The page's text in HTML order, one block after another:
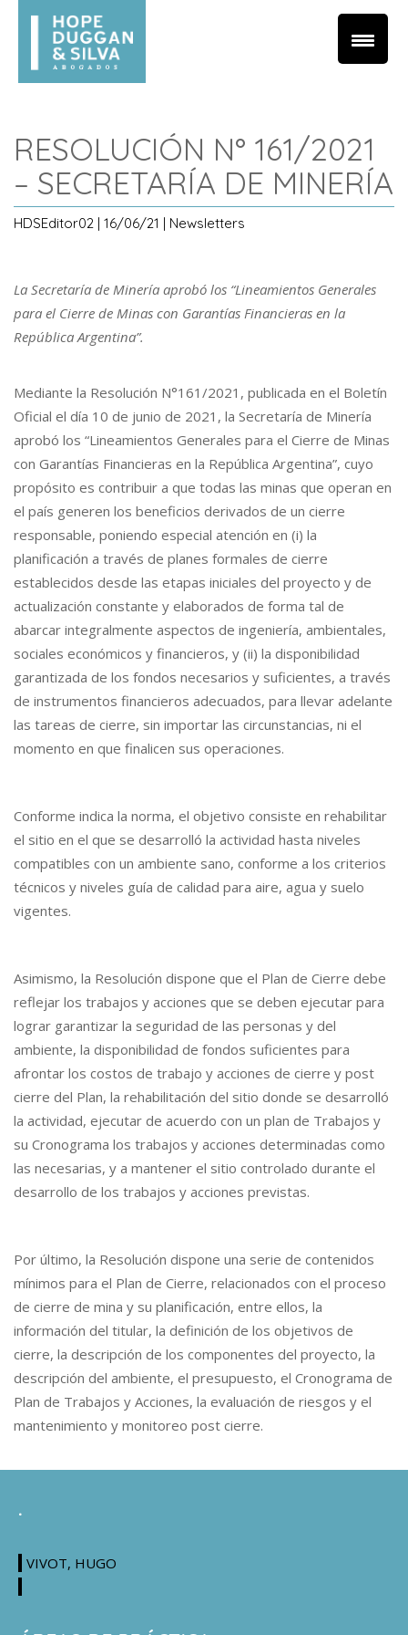
RESOLUCIÓN N° 161/2021
– SECRETARÍA DE MINERÍA
HDSEditor02 | 16/06/21 | Newsletters
La Secretaría de Minería aprobó los “Lineamientos Generales
para el Cierre de Minas con Garantías Financieras en la
República Argentina”.
Mediante la Resolución N°161/2021, publicada en el Boletín
Oficial el día 10 de junio de 2021, la Secretaría de Minería
aprobó los “Lineamientos Generales para el Cierre de Minas
con Garantías Financieras en la República Argentina”, cuyo
propósito es contribuir a que todas las minas que operan en
el país generen los beneficios derivados de un cierre
responsable, poniendo especial atención en (i) la
planificación a través de planes formales de cierre
establecidos desde las etapas iniciales del proyecto y de
actualización constante y elaborados de forma tal de
abarcar integralmente aspectos de ingeniería, ambientales,
sociales económicos y financieros, y (ii) la disponibilidad
garantizada de los fondos necesarios y suficientes, a través
de instrumentos financieros adecuados, para llevar adelante
las tareas de cierre, sin importar las circunstancias, ni el
momento en que finalicen sus operaciones.
Conforme indica la norma, el objetivo consiste en rehabilitar
el sitio en el que se desarrolló la actividad hasta niveles
compatibles con un ambiente sano, conforme a los criterios
técnicos y niveles guía de calidad para aire, agua y suelo
vigentes.
Asimismo, la Resolución dispone que el Plan de Cierre debe
reflejar los trabajos y acciones que se deben ejecutar para
lograr garantizar la seguridad de las personas y del
ambiente, la disponibilidad de fondos suficientes para
afrontar los costos de trabajo y acciones de cierre y post
cierre del Plan, la rehabilitación del sitio donde se desarrolló
la actividad, ejecutar de acuerdo con un plan de Trabajos y
su Cronograma los trabajos y acciones determinadas como
las necesarias, y a mantener el sitio controlado durante el
desarrollo de los trabajos y acciones previstas.
Por último, la Resolución dispone una serie de contenidos
mínimos para el Plan de Cierre, relacionados con el proceso
de cierre de mina y su planificación, entre ellos, la
información del titular, la definición de los objetivos de
cierre, la descripción de los componentes del proyecto, la
descripción del ambiente, el presupuesto, el Cronograma de
Plan de Trabajos y Acciones, la evaluación de riesgos y el
mantenimiento y monitoreo post cierre.
.
VIVOT, HUGO